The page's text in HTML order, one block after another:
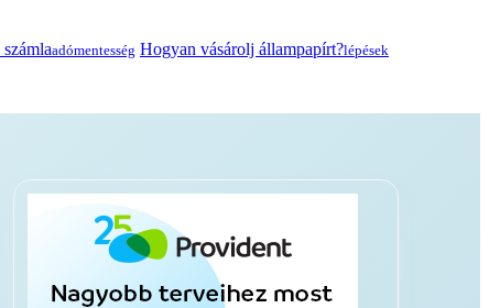
adómentesség Hogyan vásárolj állampapírt?lépések